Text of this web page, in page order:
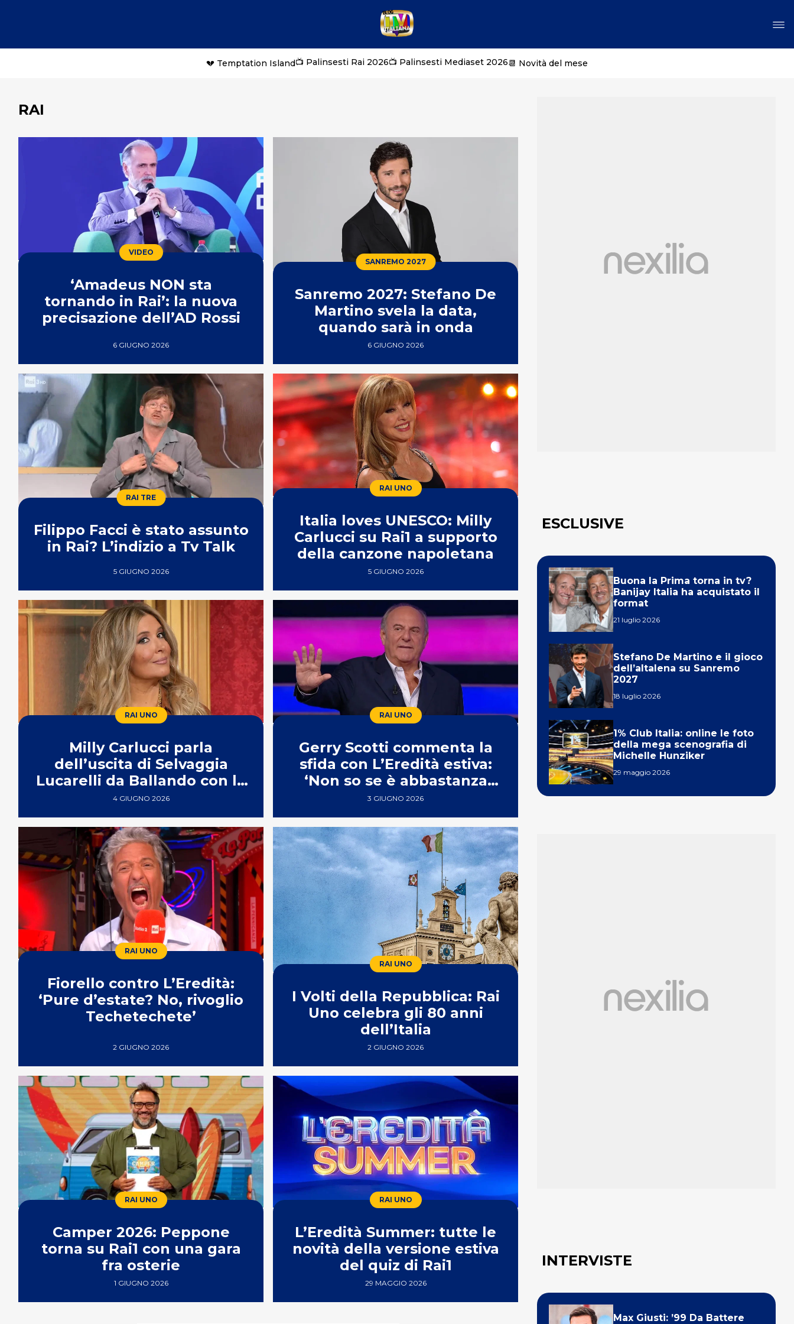
💔 Temptation Island📺 Palinsesti Rai 2026📺 Palinsesti Mediaset 2026📆 Novità del mese
RAI
VIDEO
‘Amadeus NON sta
tornando in Rai’: la nuova
precisazione dell’AD Rossi
6 GIUGNO 2026
SANREMO 2027
Sanremo 2027: Stefano De
Martino svela la data,
quando sarà in onda
6 GIUGNO 2026
RAI TRE
Filippo Facci è stato assunto
in Rai? L’indizio a Tv Talk
5 GIUGNO 2026
RAI UNO
Italia loves UNESCO: Milly
Carlucci su Rai1 a supporto
della canzone napoletana
5 GIUGNO 2026
RAI UNO
Milly Carlucci parla
dell’uscita di Selvaggia
Lucarelli da Ballando con le
Stelle
4 GIUGNO 2026
RAI UNO
Gerry Scotti commenta la
sfida con L’Eredità estiva:
‘Non so se è abbastanza
forte’
3 GIUGNO 2026
RAI UNO
Fiorello contro L’Eredità:
‘Pure d’estate? No, rivoglio
Techetechete’
2 GIUGNO 2026
RAI UNO
I Volti della Repubblica: Rai
Uno celebra gli 80 anni
dell’Italia
2 GIUGNO 2026
RAI UNO
Camper 2026: Peppone
torna su Rai1 con una gara
fra osterie
1 GIUGNO 2026
RAI UNO
L’Eredità Summer: tutte le
novità della versione estiva
del quiz di Rai1
29 MAGGIO 2026
ESCLUSIVE
Buona la Prima torna in tv?
Banijay Italia ha acquistato il
format
21 luglio 2026
Stefano De Martino e il gioco
dell’altalena su Sanremo
2027
18 luglio 2026
1% Club Italia: online le foto
della mega scenografia di
Michelle Hunziker
29 maggio 2026
INTERVISTE
Max Giusti: ’99 Da Battere